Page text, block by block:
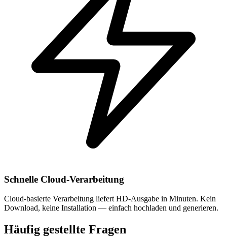
Schnelle Cloud-Verarbeitung
Cloud-basierte Verarbeitung liefert HD-Ausgabe in Minuten. Kein
Download, keine Installation — einfach hochladen und generieren.
Häufig gestellte Fragen